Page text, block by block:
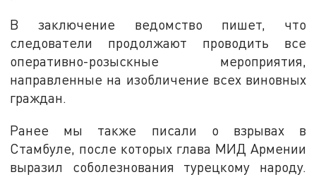
В заключение ведомство пишет, что
следователи продолжают проводить все
оперативно-розыскные мероприятия,
направленные на изобличение всех виновных
граждан.
Ранее мы также писали о взрывах в
Стамбуле, после которых глава МИД Армении
выразил соболезнования турецкому народу.